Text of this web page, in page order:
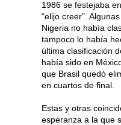
1986 se festejaba
“elijo creer”.
Nigeria no había
tampoco lo había
última clasificación
había sido en
que Brasil quedó
en cuartos de final.
Estas y otras
esperanza a la que